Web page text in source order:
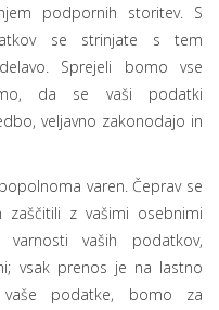
podpornih storitev. S
se strinjate s tem
Sprejeli bomo vse
da se vaši podatki
veljavno zakonodajo in
varen. Čeprav se
z vašimi osebnimi
vaših podatkov,
vsak prenos je na lastno
podatke, bomo za